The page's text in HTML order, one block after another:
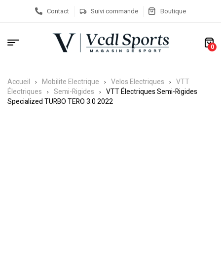
Contact Suivi commande Boutique
0
Accueil Mobilite Electrique Velos Electriques
VTT
Électriques
Semi-Rigides
VTT Électriques Semi-Rigides
Specialized TURBO TERO 3.0 2022